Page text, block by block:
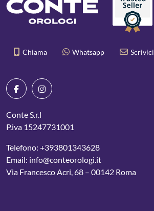
Chiama Whatsapp Scrivici
Conte S.r.l
P.iva 15247731001
Telefono: +393801343628
Email: info@conteorologi.it
Via Francesco Acri, 68 – 00142 Roma